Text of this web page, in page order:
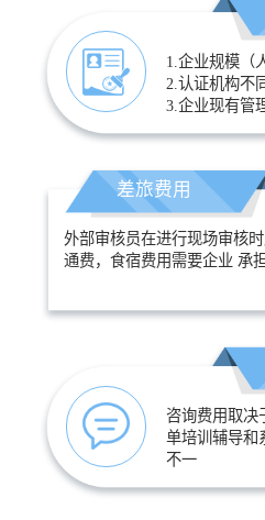
1.企业规模（
2.认证机构不
3.企业现有管
差旅费用
外部审核员在进行现场审核
通费，食宿费用需要企业 承
咨询费用取决
单培训辅导和
不一